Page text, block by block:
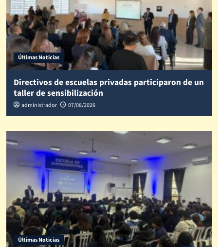
Últimas Noticias
Directivos de escuelas privadas participaron de un
taller de sensibilización
administrador 07/08/2026
Últimas Noticias